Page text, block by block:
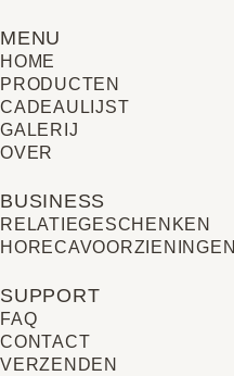
MENU
HOME
PRODUCTEN
CADEAULIJST
GALERIJ
OVER
BUSINESS
RELATIE­GESCHENKEN
HORECAVOORZIENINGEN
SUPPORT
FAQ
CONTACT
VERZENDEN